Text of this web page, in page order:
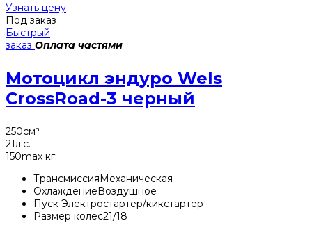
Узнать цену
Под заказ
Быстрый
заказ Оплата частями
Мотоцикл эндуро Wels
CrossRoad-3 черный
250см³
21л.с.
150max кг.
ТрансмиссияМеханическая
ОхлаждениеВоздушное
Пуск Электростартер/кикстартер
Размер колес21/18